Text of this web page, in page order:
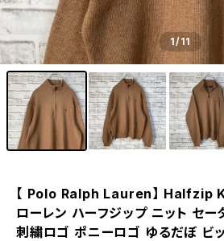
1/11
【 Polo Ralph Lauren】 Halfzip
ローレン ハーフジップ ニット セ
刺繍ロゴ ポニーロゴ ゆるだぼ ビ